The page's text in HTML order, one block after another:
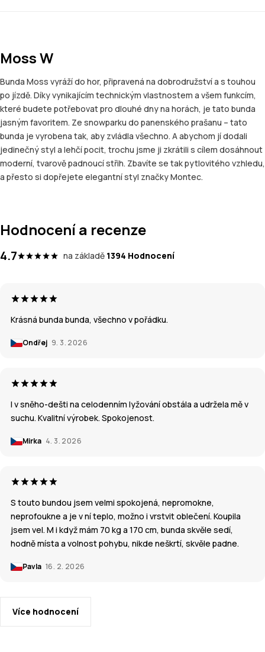
Moss W
Bunda Moss vyráží do hor, připravená na dobrodružství a s touhou
po jízdě. Díky vynikajícím technickým vlastnostem a všem funkcím,
které budete potřebovat pro dlouhé dny na horách, je tato bunda
jasným favoritem. Ze snowparku do panenského prašanu – tato
bunda je vyrobena tak, aby zvládla všechno. A abychom jí dodali
jedinečný styl a lehčí pocit, trochu jsme ji zkrátili s cílem dosáhnout
moderní, tvarově padnoucí střih. Zbavíte se tak pytlovitého vzhledu,
a přesto si dopřejete elegantní styl značky Montec.
Hodnocení a recenze
4.7 na základě 1394 Hodnocení
Krásná bunda bunda, všechno v pořádku.
Ondřej 9. 3. 2026
I v sněho-dešti na celodenním lyžování obstála a udržela mě v
suchu. Kvalitní výrobek. Spokojenost.
Mirka 4. 3. 2026
S touto bundou jsem velmi spokojená, nepromokne,
neprofoukne a je v ní teplo, možno i vrstvit oblečení. Koupila
jsem vel. M i když mám 70 kg a 170 cm, bunda skvěle sedí,
hodně místa a volnost pohybu, nikde neškrtí, skvěle padne.
Pavla 16. 2. 2026
Více hodnocení